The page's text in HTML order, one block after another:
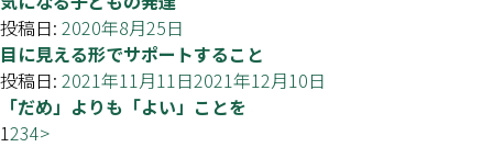
投稿日: 2020年8月25日
目に見える形でサポートすること
投稿日: 2021年11月11日2021年12月10日
「だめ」よりも「よい」ことを
1234>